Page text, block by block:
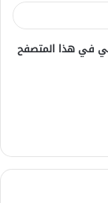
في هذا المتصفح